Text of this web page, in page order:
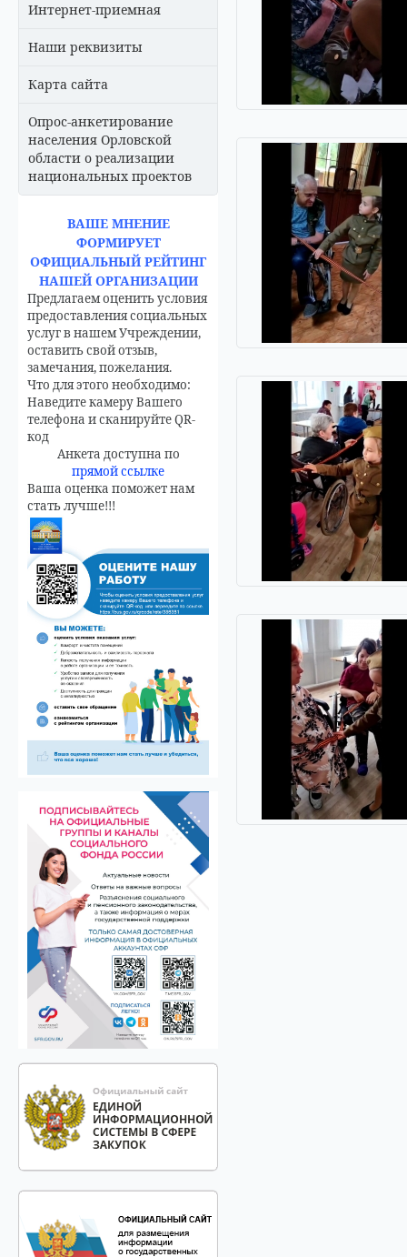
Интернет-приемная
Наши реквизиты
Карта сайта
Опрос-анкетирование
населения Орловской
области о реализации
национальных проектов
ВАШЕ МНЕНИЕ
ФОРМИРУЕТ
ОФИЦИАЛЬНЫЙ РЕЙТИНГ
НАШЕЙ ОРГАНИЗАЦИИ
Предлагаем оценить условия
предоставления социальных
услуг в нашем Учреждении,
оставить свой отзыв,
замечания, пожелания.
Что для этого необходимо:
Наведите камеру Вашего
телефона и сканируйте QR-
код
Анкета доступна по
прямой ссылке
Ваша оценка поможет нам
стать лучше!!!